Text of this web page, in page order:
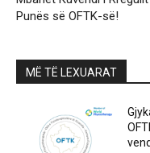
Punës së OFTK-së!
MË TË LEXUARAT